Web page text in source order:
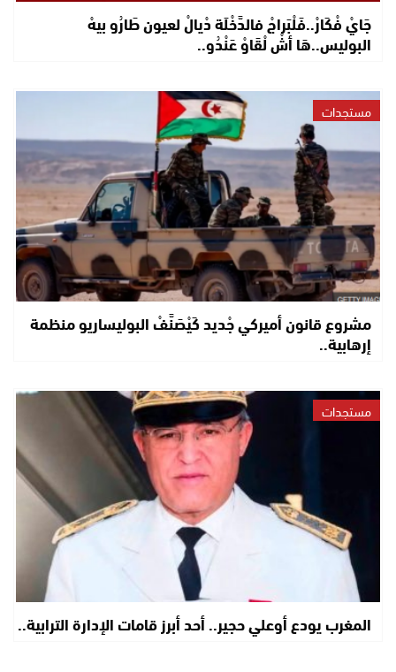
جَايْ فْكَارْ..فَلْبَراجْ فالدَّخْلَة دْيالْ لعيون طَارُو بيهْ
البوليس..هَا أشْ لْقَاوْ عَنْدُو..
مستجدات
مشروع قانون أميركي جْديد كَيْصَنَّفْ البوليساريو منظمة
إرهابية..
مستجدات
المغرب يودع أوعلي حجير.. أحد أبرز قامات الإدارة الترابية..